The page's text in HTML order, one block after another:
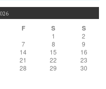
F S S
1
2
7 8
9
14 15
16
21 22
23
28 29
30